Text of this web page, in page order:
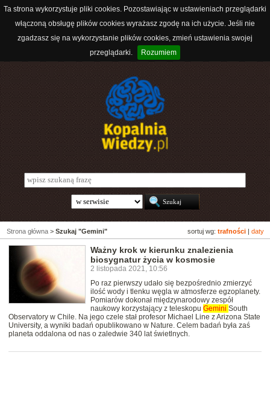
Ta strona wykorzystuje pliki cookies. Pozostawiając w ustawieniach przeglądarki
włączoną obsługę plików cookies wyrażasz zgodę na ich użycie. Jeśli nie
zgadzasz się na wykorzystanie plików cookies, zmień ustawienia swojej
przeglądarki.
Rozumiem
sortuj wg: trafności daty
Strona główna > Szukaj "Gemini"
Ważny krok w kierunku znalezienia
biosygnatur życia w kosmosie
2 listopada 2021, 10:56
Po raz pierwszy udało się bezpośrednio zmierzyć
ilość wody i tlenku węgla w atmosferze egzoplanety.
Pomiarów dokonał międzynarodowy zespół
naukowy korzystający z teleskopu Gemini South
Observatory w Chile. Na jego czele stał profesor Michael Line z Arizona State
University, a wyniki badań opublikowano w Nature. Celem badań była zaś
planeta oddalona od nas o zaledwie 340 lat świetlnych.